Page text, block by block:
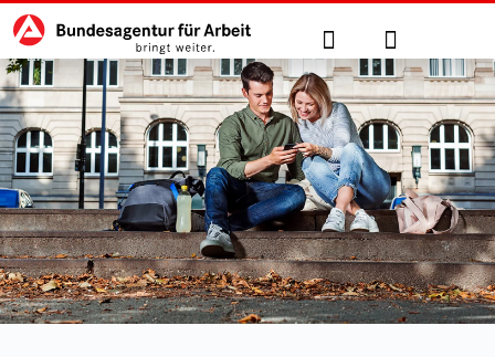
zu den Hauptinhalten springen
Hauptnavigation Suche Anmelden